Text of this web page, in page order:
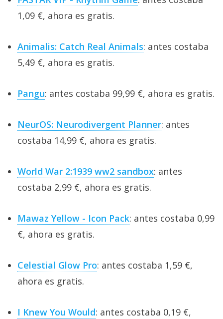
1,09 €, ahora es gratis.
Animalis: Catch Real Animals: antes costaba
5,49 €, ahora es gratis.
Pangu: antes costaba 99,99 €, ahora es gratis.
NeurOS: Neurodivergent Planner: antes
costaba 14,99 €, ahora es gratis.
World War 2:1939 ww2 sandbox: antes
costaba 2,99 €, ahora es gratis.
Mawaz Yellow - Icon Pack: antes costaba 0,99
€, ahora es gratis.
Celestial Glow Pro: antes costaba 1,59 €,
ahora es gratis.
I Knew You Would: antes costaba 0,19 €,